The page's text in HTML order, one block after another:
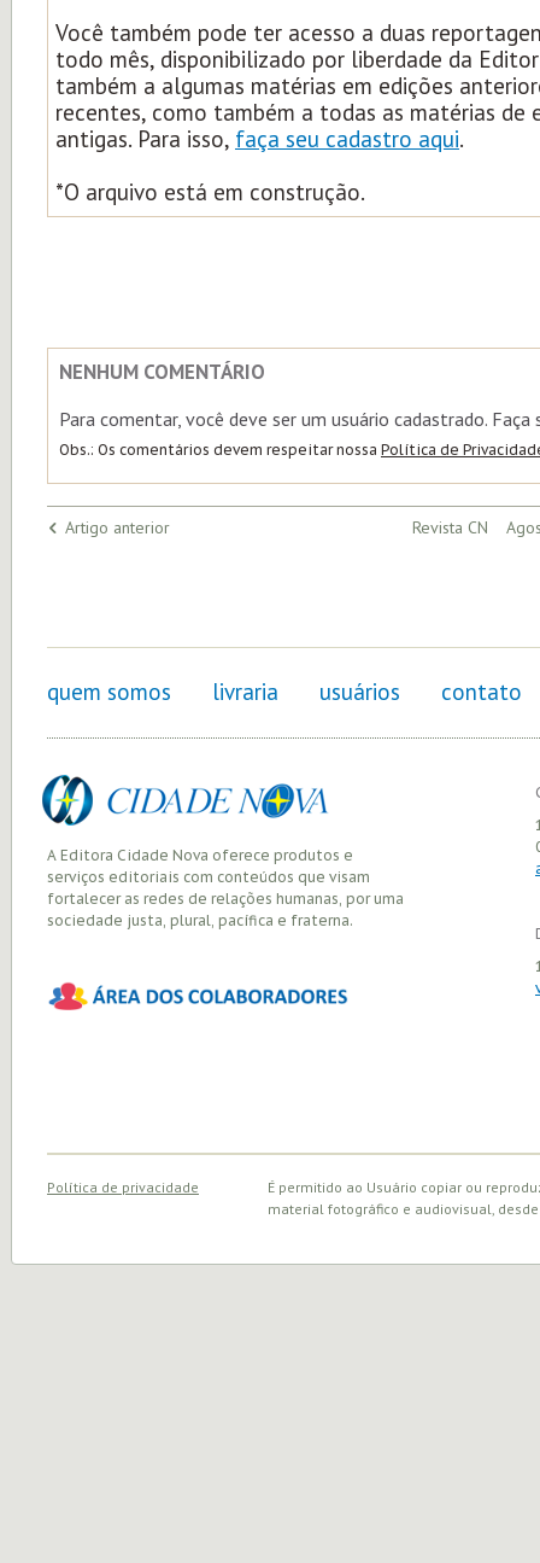
Você também pode ter acesso a duas
todo mês, disponibilizado por liberdade da
também a algumas matérias em edições
recentes, como também a todas as matérias de
antigas. Para isso, faça seu cadastro aqui.
*O arquivo está em construção.
NENHUM COMENTÁRIO
Para comentar, você deve ser um usuário cadastrado. Faça
Obs.: Os comentários devem respeitar nossa Política de
Artigo anterior Revista CN
quem somos livraria usuários contato
A Editora Cidade Nova oferece produtos e
serviços editoriais com conteúdos que visam
fortalecer as redes de relações humanas, por uma
sociedade justa, plural, pacífica e fraterna.
Política de privacidade
É permitido ao Usuário copiar ou
material fotográfico e audiovisual,